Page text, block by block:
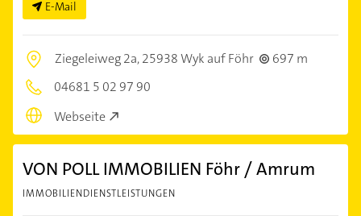
E-Mail
Ziegeleiweg 2a,25938 Wyk auf Föhr
697 m
04681 5 02 97 90
Webseite
VON POLL IMMOBILIEN Föhr / Amrum
IMMOBILIENDIENSTLEISTUNGEN